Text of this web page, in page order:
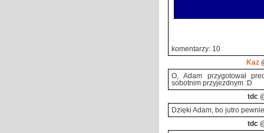
komentarzy: 10
Kaz
O, Adam przygotował
sobotnim przyjezdnym :D
tdc
Dzięki Adam, bo jutro
tdc